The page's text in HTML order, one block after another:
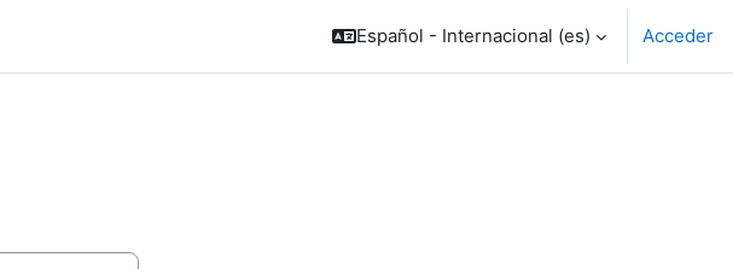
Español - Internacional ‎(es)‎ Acceder